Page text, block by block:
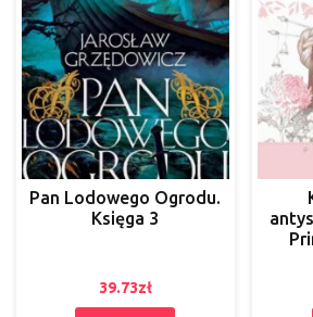
Pan Lodowego Ogrodu.
Księga 3
39.73zł